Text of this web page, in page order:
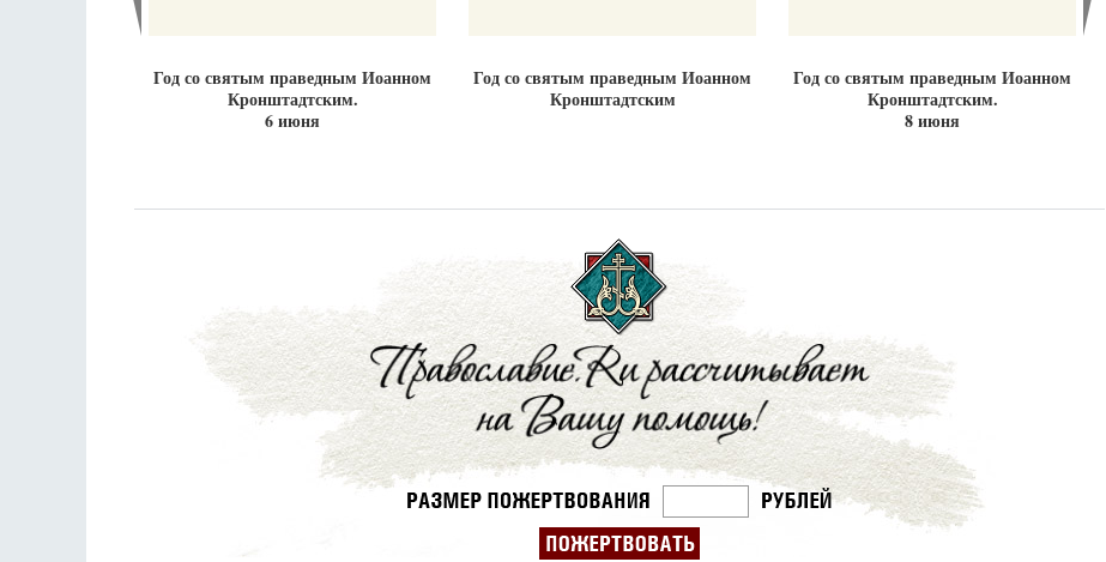
Год со святым праведным Иоанном
Кронштадтским.
6 июня
Год со святым праведным Иоанном
Кронштадтским
Год со святым праведным Иоанном
Кронштадтским.
8 июня